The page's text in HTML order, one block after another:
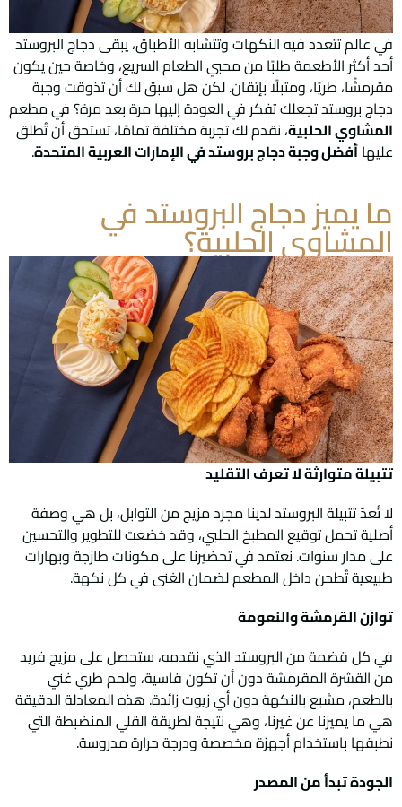
في عالم تتعدد فيه النكهات وتتشابه الأطباق، يبقى دجاج البروستد
أحد أكثر الأطعمة طلبًا من محبي الطعام السريع، وخاصة حين يكون
مقرمشًا، طريًا، ومتبلًا بإتقان. لكن هل سبق لك أن تذوقت وجبة
دجاج بروستد تجعلك تفكر في العودة إليها مرة بعد مرة؟ في مطعم
المشاوي الحلبية، نقدم لك تجربة مختلفة تمامًا، تستحق أن تُطلق
عليهاأفضل وجبة دجاج بروستد في الإمارات العربية المتحدة.
ما يميز دجاج البروستد في
المشاوي الحلبية؟
تتبيلة متوارثة لا تعرف التقليد
لا تُعدّ تتبيلة البروستد لدينا مجرد مزيج من التوابل، بل هي وصفة
أصلية تحمل توقيع المطبخ الحلبي، وقد خضعت للتطوير والتحسين
على مدار سنوات. نعتمد في تحضيرنا على مكونات طازجة وبهارات
طبيعية تُطحن داخل المطعم لضمان الغنى في كل نكهة.
توازن القرمشة والنعومة
في كل قضمة من البروستد الذي نقدمه، ستحصل على مزيج فريد
من القشرة المقرمشة دون أن تكون قاسية، ولحم طري غني
بالطعم، مشبع بالنكهة دون أي زيوت زائدة. هذه المعادلة الدقيقة
هي ما يميزنا عن غيرنا، وهي نتيجة لطريقة القلي المنضبطة التي
نطبقها باستخدام أجهزة مخصصة ودرجة حرارة مدروسة.
الجودة تبدأ من المصدر